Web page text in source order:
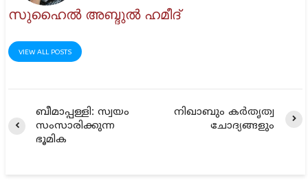
സുഹൈല്‍ അബ്ദുല്‍ ഹമീദ്‌
VIEW ALL POSTS
ബീമാപ്പള്ളി: സ്വയം
സംസാരിക്കുന്ന
ഭൂമിക
നിഖാബും കര്‍തൃത്വ
ചോദ്യങ്ങളും